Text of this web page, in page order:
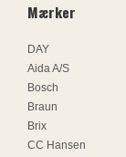
Mærker
DAY
Aida A/S
Bosch
Braun
Brix
CC Hansen